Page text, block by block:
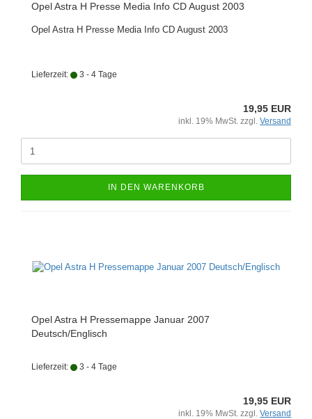
Opel Astra H Presse Media Info CD August 2003
Opel Astra H Presse Media Info CD August 2003
Lieferzeit: 3 - 4 Tage
19,95 EUR
inkl. 19% MwSt. zzgl. Versand
IN DEN WARENKORB
Opel Astra H Pressemappe Januar 2007
Deutsch/Englisch
Lieferzeit: 3 - 4 Tage
19,95 EUR
inkl. 19% MwSt. zzgl. Versand